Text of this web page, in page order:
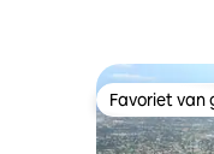
Favoriet van
Favoriet van